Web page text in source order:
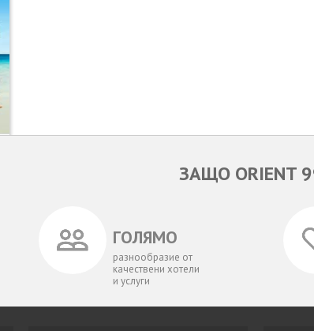
ЗАЩО ORIENT
ГОЛЯМО
разнообразие от
качествени хотели
и услуги